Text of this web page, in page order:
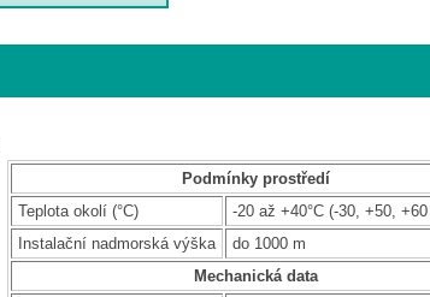
Podmínky prostředí
Teplota okolí (°C)
-20 až +40°C (-30, +50,
Instalační nadmorská výška
do 1000 m
Mechanická data